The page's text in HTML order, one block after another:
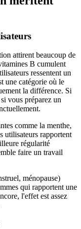
attirent beaucoup de
B cumulent
ressentent un
une catégorie où le
la différence. Si
vous préparez un
comme la menthe,
utilisateurs rapportent
régularité
faire un travail
ménopause)
qui rapportent une
l'effet est assez